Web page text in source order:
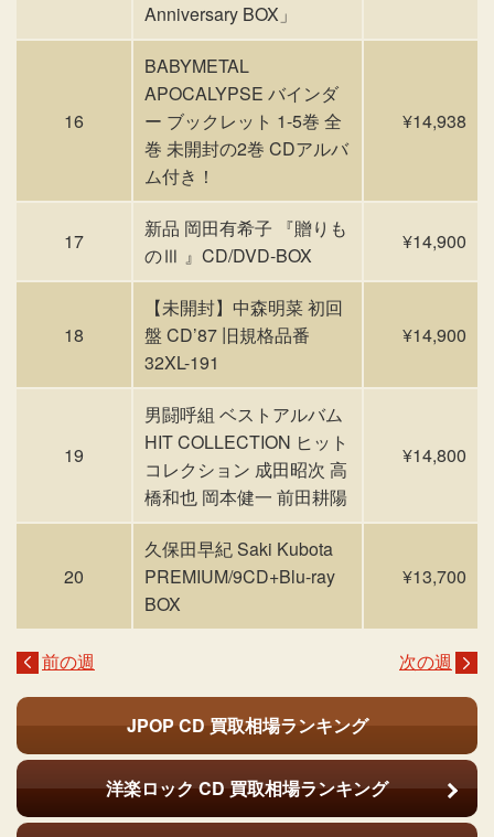
Anniversary BOX」
16
BABYMETAL
APOCALYPSE バインダ
ー ブックレット 1-5巻 全
巻 未開封の2巻 CDアルバ
ム付き！
¥14,938
17
新品 岡田有希子 『贈りも
のⅢ 』CD/DVD-BOX
¥14,900
18
【未開封】中森明菜 初回
盤 CD’87 旧規格品番
32XL-191
¥14,900
19
男闘呼組 ベストアルバム
HIT COLLECTION ヒット
コレクション 成田昭次 高
橋和也 岡本健一 前田耕陽
¥14,800
20
久保田早紀 Saki Kubota
PREMIUM/9CD+Blu-ray
BOX
¥13,700
前の週 次の週
JPOP CD 買取相場ランキング
洋楽ロック CD買取相場ランキング